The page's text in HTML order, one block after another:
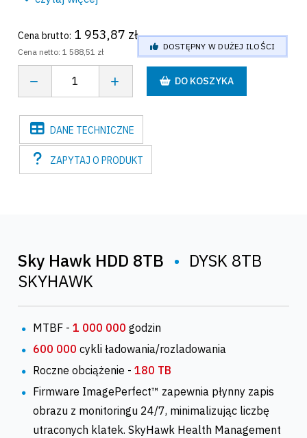
Cena brutto: 1 953,87 zł
Cena netto: 1 588,51 zł
DOSTĘPNY W DUŻEJ ILOŚCI
DO KOSZYKA
DANE TECHNICZNE
ZAPYTAJO PRODUKT
Sky Hawk HDD 8TB • DYSK 8TB
SKYHAWK
MTBF - 1 000 000 godzin
600 000 cykli ładowania/rozladowania
Roczne obciążenie - 180 TB
Firmware ImagePerfect™ zapewnia płynny zapis
obrazu z monitoringu 24/7, minimalizując liczbę
utraconych klatek. SkyHawk Health Management